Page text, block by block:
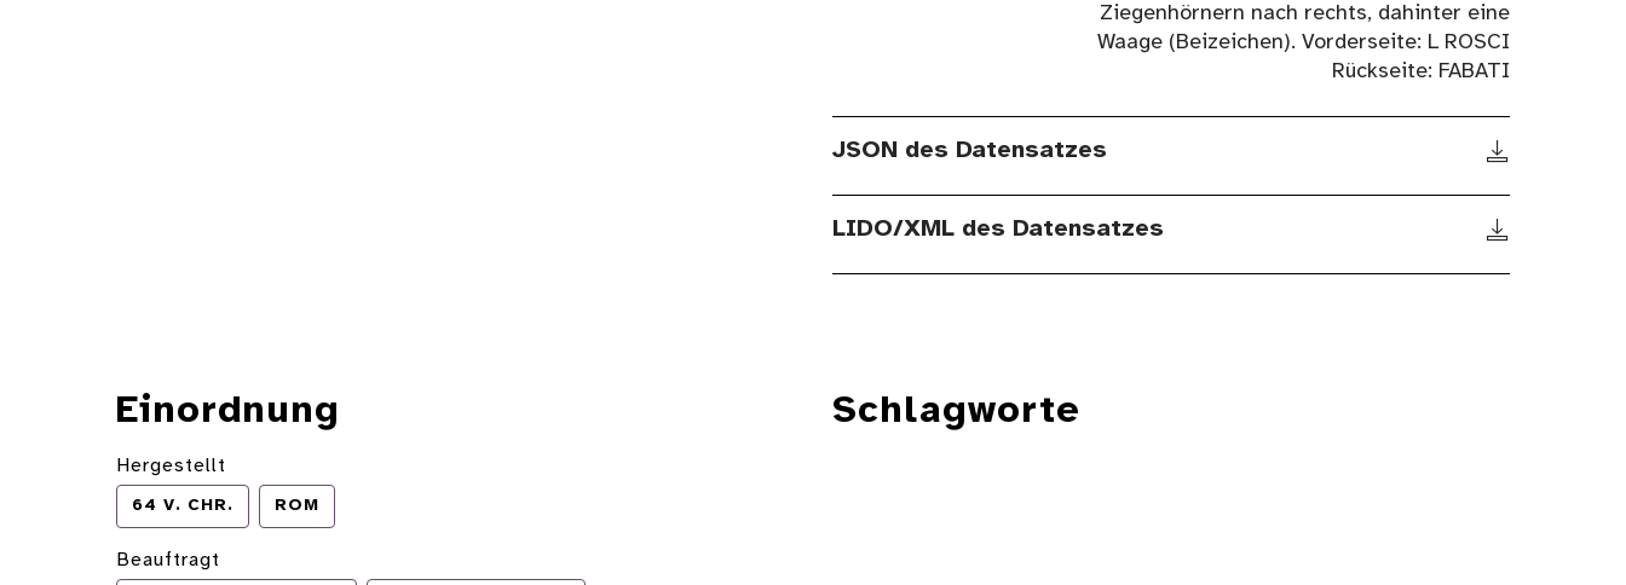
Ziegenhörnern nach rechts, dahinter eine
Waage (Beizeichen). Vorderseite: L ROSCI
Rückseite: FABATI
JSON des Datensatzes
LIDO/XML des Datensatzes
Einordnung
Hergestellt
64 V. CHR. ROM
Beauftragt
Schlagworte